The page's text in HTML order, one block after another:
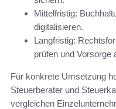
Mittelfristig:
digitalisieren.
Langfristig:
prüfen und Vorsorge
Für konkrete Umsetzung
Steuerberater und
vergleichen